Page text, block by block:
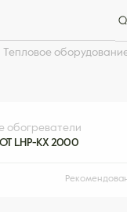
Тепловое
обогреватели
LHP-KX 2000